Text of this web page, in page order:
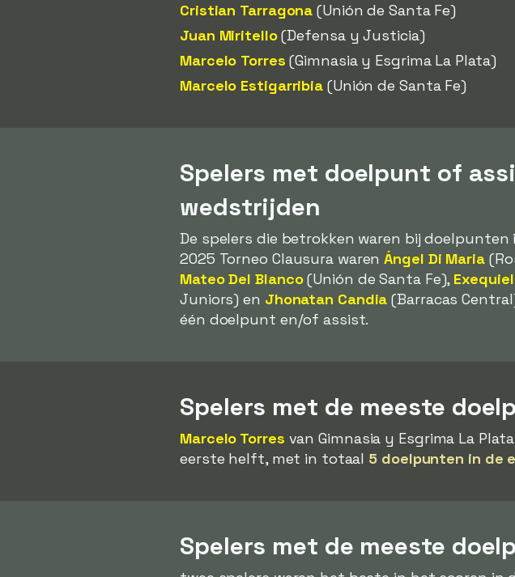
Cristian Tarragona (Unión de Santa Fe)
Juan Miritello(Defensa y Justicia)
Marcelo Torres (Gimnasia y Esgrima La Plata)
Marcelo Estigarribia (Unión de Santa Fe)
Spelers met doelpunt of
wedstrijden
De spelers die betrokken waren bij
2025 Torneo Clausura warenÁngel Di Maria
Mateo Del Blanco(Unión de Santa Fe),
Juniors) en Jhonatan Candia (Barracas
één doelpunt en/of assist.
Spelers met de meeste
Marcelo Torres van Gimnasia y Esgrima La
eerste helft, met in totaal 5 doelpunten in de
Spelers met de meeste